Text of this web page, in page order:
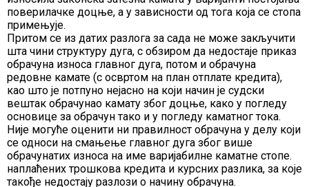
поверилачке доцње, а у зависности од тога која се стопа
примењује.
Притом се из датих разлога за сада не може закључити
шта чини структуру дуга, с обзиром да недостаје приказ
обрачуна износа главног дуга, потом и обрачуна
редовне камате (с освртом на план отплате кредита),
као што је потпуно нејасно на који начин је судски
вештак обрачунао камату због доцње, како у погледу
основице за обрачун тако и у погледу каматног тока.
Није могуће оценити ни правилност обрачуна у делу који
се односи на смањење главног дуга због више
обрачунатих износа на име варијабилне каматне стопе.
наплаћених трошкова кредита и курсних разлика, за које
такође недостају разлози о начину обрачуна.